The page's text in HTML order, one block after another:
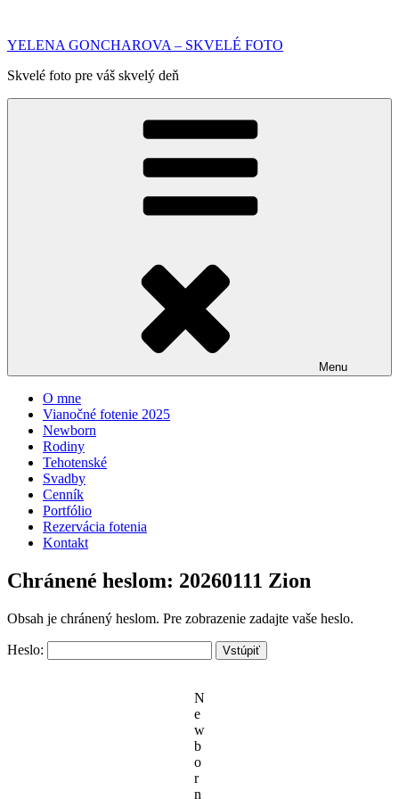
obsah
YELENA GONCHAROVA – SKVELÉ FOTO
Skvelé foto pre váš skvelý deň
Menu
O mne
Vianočné fotenie 2025
Newborn
Rodiny
Tehotenské
Svadby
Cenník
Portfólio
Rezervácia fotenia
Kontakt
Chránené heslom: 20260111 Zion
Obsah je chránený heslom. Pre zobrazenie zadajte vaše heslo.
Heslo:
N
e
w
b
o
r
n